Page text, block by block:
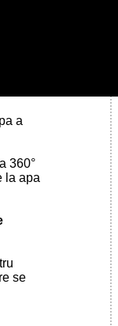
a
360°
la apa
se